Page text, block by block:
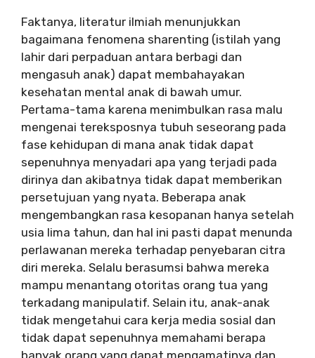
Faktanya, literatur ilmiah menunjukkan
bagaimana fenomena sharenting (istilah yang
lahir dari perpaduan antara berbagi dan
mengasuh anak) dapat membahayakan
kesehatan mental anak di bawah umur.
Pertama-tama karena menimbulkan rasa malu
mengenai tereksposnya tubuh seseorang pada
fase kehidupan di mana anak tidak dapat
sepenuhnya menyadari apa yang terjadi pada
dirinya dan akibatnya tidak dapat memberikan
persetujuan yang nyata. Beberapa anak
mengembangkan rasa kesopanan hanya setelah
usia lima tahun, dan hal ini pasti dapat menunda
perlawanan mereka terhadap penyebaran citra
diri mereka. Selalu berasumsi bahwa mereka
mampu menantang otoritas orang tua yang
terkadang manipulatif. Selain itu, anak-anak
tidak mengetahui cara kerja media sosial dan
tidak dapat sepenuhnya memahami berapa
banyak orang yang dapat mengamatinya dan